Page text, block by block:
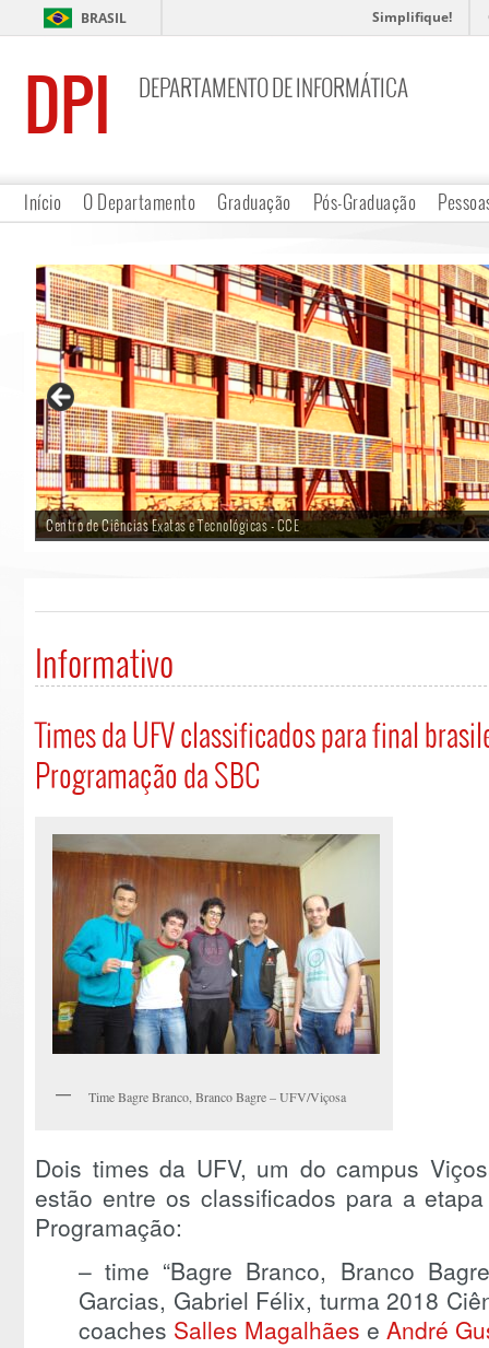
BRASIL Simplifique!
DPI DEPARTAMENTO DE INFORMÁTICA
Início O Departamento Graduação Pós-Graduação
Centro de Ciências Exatas e Tecnológicas - CCE
Informativo
Times da UFV classificados para final
Programação da SBC
Time Bagre Branco, Branco Bagre – UFV/Viçosa
Dois times da UFV, um do campus
estão entre os classificados para a
Programação:
– time “Bagre Branco, Branco
Garcias, Gabriel Félix, turma 2018
coaches Salles Magalhães e André